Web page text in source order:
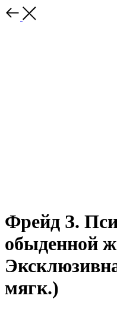
Фрейд З.
обыденной
мягк.)